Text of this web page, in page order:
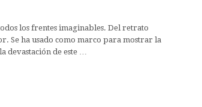
los frentes imaginables. Del retrato
Se ha usado como marco para mostrar la
devastación de este …